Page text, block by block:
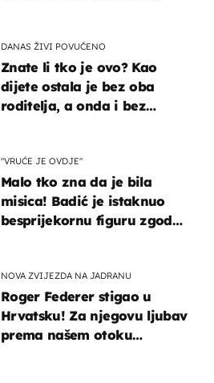
DANAS ŽIVI POVUČENO
Znate li tko je ovo? Kao
dijete ostala je bez oba
roditelja, a onda i bez
"VRUĆE JE OVDJE"
Malo tko zna da je bila
misica! Badić je istaknuo
besprijekornu figuru zgodne
NOVA ZVIJEZDA NA JADRANU
Roger Federer stigao u
Hrvatsku! Za njegovu ljubav
prema našem otoku